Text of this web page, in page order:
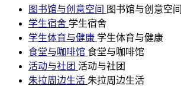
图书馆与创意空间 图书馆与创意空间
学生宿舍 学生宿舍
学生体育与健康 学生体育与健康
食堂与咖啡馆 食堂与咖啡馆
活动与社团 活动与社团
朱拉周边生活 朱拉周边生活